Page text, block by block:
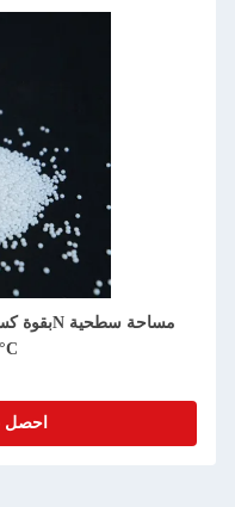
190-210m2/g واستقرار حراري ≥ 570 °C
احصل